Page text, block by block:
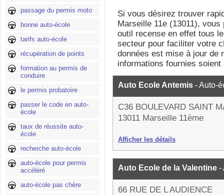
passage du permis moto
bonne auto-école
tarifs auto-école
récupération de points
formation au permis de
conduire
le permis probatoire
passer le code en auto-
école
taux de réussite auto-
école
recherche auto-école
auto-école pour permis
accéléré
auto-école pas chère
Si vous désirez trouver
Marseille 11e (13011),
outil recense en effet tous
secteur pour faciliter votre
données est mise à jour de
informations fournies soient
Auto Ecole Antemis - Auto-
C36 BOULEVARD SAINT
13011 Marseille 11ème
Afficher les détails
Auto Ecole de la Valentine -
66 RUE DE L AUDIENCE